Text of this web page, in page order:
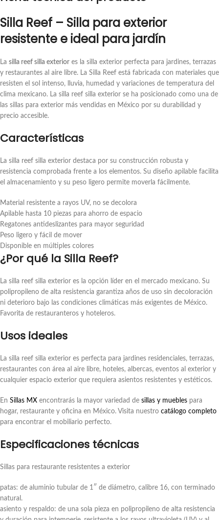
Silla Reef – Silla para exterior
resistente e ideal para jardín
La silla reef silla exterior es la silla exterior perfecta para jardines, terrazas
y restaurantes al aire libre. La Silla Reef está fabricada con materiales que
resisten el sol intenso, lluvia, humedad y variaciones de temperatura del
clima mexicano. La silla reef silla exterior se ha posicionado como una de
las sillas para exterior más vendidas en México por su durabilidad y
precio accesible.
Características
La silla reef silla exterior destaca por su construcción robusta y
resistencia comprobada frente a los elementos. Su diseño apilable facilita
el almacenamiento y su peso ligero permite moverla fácilmente.
Material resistente a rayos UV, no se decolora
Apilable hasta 10 piezas para ahorro de espacio
Regatones antideslizantes para mayor seguridad
Peso ligero y fácil de mover
Disponible en múltiples colores
¿Por qué la Silla Reef?
La silla reef silla exterior es la opción líder en el mercado mexicano. Su
polipropileno de alta resistencia garantiza años de uso sin decoloración
ni deterioro bajo las condiciones climáticas más exigentes de México.
Favorita de restauranteros y hoteleros.
Usos ideales
La silla reef silla exterior es perfecta para jardines residenciales, terrazas,
restaurantes con área al aire libre, hoteles, albercas, eventos al exterior y
cualquier espacio exterior que requiera asientos resistentes y estéticos.
En Sillas MX encontrarás la mayor variedad de sillas y muebles para
hogar, restaurante y oficina en México. Visita nuestro catálogo completo
para encontrar el mobiliario perfecto.
Especificaciones técnicas
Sillas para restaurante resistentes a exterior
patas: de aluminio tubular de 1″ de diámetro, calibre 16, con terminado
natural.
asiento y respaldo: de una sola pieza en polipropileno de alta resistencia